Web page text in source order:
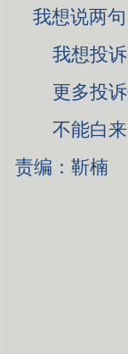
我想说两
我想投诉
更多投诉
不能白来
责编：靳楠